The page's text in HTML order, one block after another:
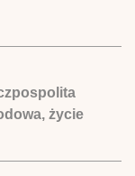
życie